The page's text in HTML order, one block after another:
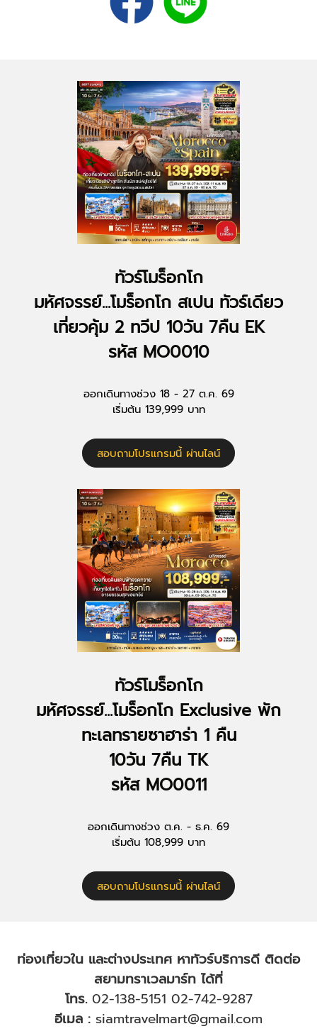
ทัวร์โมร็อกโก
มหัศจรรย์...โมร็อกโก สเปน ทัวร์เดียว
เที่ยวคุ้ม 2 ทวีป 10วัน 7คืน EK
รหัส MO0010
ออกเดินทางช่วง 18 - 27 ต.ค. 69
เริ่มต้น 139,999 บาท
สอบถามโปรแกรมนี้ ผ่านไลน์
ทัวร์โมร็อกโก
มหัศจรรย์...โมร็อกโก Exclusive พัก
ทะเลทรายซาฮาร่า 1 คืน
10วัน 7คืน TK
รหัส MO0011
ออกเดินทางช่วง ต.ค. - ธ.ค. 69
เริ่มต้น 108,999 บาท
สอบถามโปรแกรมนี้ ผ่านไลน์
ท่องเที่ยวใน และต่างประเทศ หาทัวร์บริการดี ติดต่อ
สยามทราเวลมาร์ท ได้ที่
โทร. 02-138-5151 02-742-9287
อีเมล : siamtravelmart@gmail.com